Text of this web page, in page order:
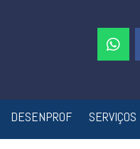
DESENPROF SERVIÇOS